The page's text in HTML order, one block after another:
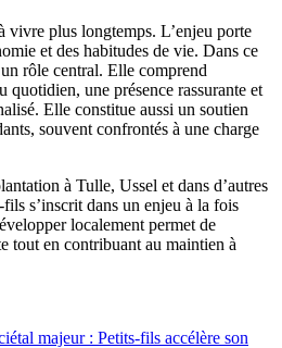
plus longtemps. L’enjeu porte
et des habitudes de vie. Dans ce
rôle central. Elle comprend
quotidien, une présence rassurante et
Elle constitue aussi un soutien
souvent confrontés à une charge
à Tulle, Ussel et dans d’autres
s’inscrit dans un enjeu à la fois
localement permet de
tout en contribuant au maintien à
majeur : Petits-fils accélère son